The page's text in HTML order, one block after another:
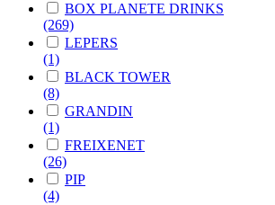
BOX PLANETE DRINKS
(269)
LEPERS
(1)
BLACK TOWER
(8)
GRANDIN
(1)
FREIXENET
(26)
PIP
(4)